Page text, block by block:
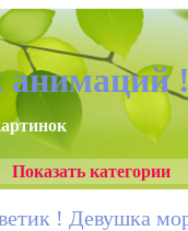
Показать категории
! Девушка